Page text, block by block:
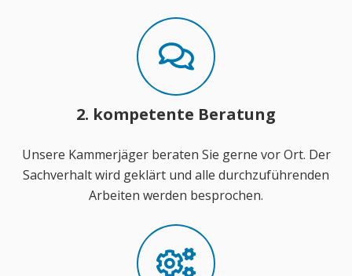
2. kompetente Beratung
Unsere Kammerjäger beraten Sie gerne vor Ort. Der
Sachverhalt wird geklärt und alle durchzuführenden
Arbeiten werden besprochen.